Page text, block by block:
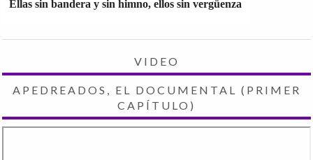
Ellas sin bandera y sin himno, ellos sin vergüenza
VIDEO
APEDREADOS, EL DOCUMENTAL (PRIMER
CAPÍTULO)